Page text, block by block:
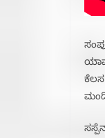
ಕೆಲಸ